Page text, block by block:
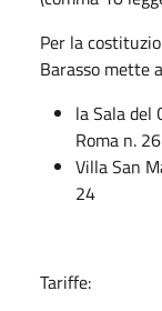
Per la
Barasso mette
la Sala del
Roma n. 26
Villa San
24
Tariffe: